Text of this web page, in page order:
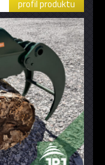
profil produktu